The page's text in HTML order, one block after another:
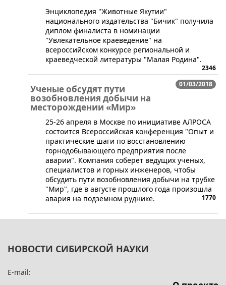
Энциклопедия "Животные Якутии"
национального издательства "Бичик" получила
диплом финалиста в номинации
"Увлекательное краеведение" на
всероссийском конкурсе региональной и
краеведческой литературы "Малая Родина".
2346
01/03/2018
Ученые обсудят пути
возобновления добычи на
месторождении «Мир»
​25-26 апреля в Москве по инициативе АЛРОСА
состоится Всероссийская конференция "Опыт и
практические шаги по восстановлению
горнодобывающего предприятия после
аварии". Компания соберет ведущих ученых,
специалистов и горных инженеров, чтобы
обсудить пути возобновления добычи на трубке
"Мир", где в августе прошлого года произошла
авария на подземном руднике.
1770
НОВОСТИ СИБИРСКОЙ НАУКИ
E-mail: